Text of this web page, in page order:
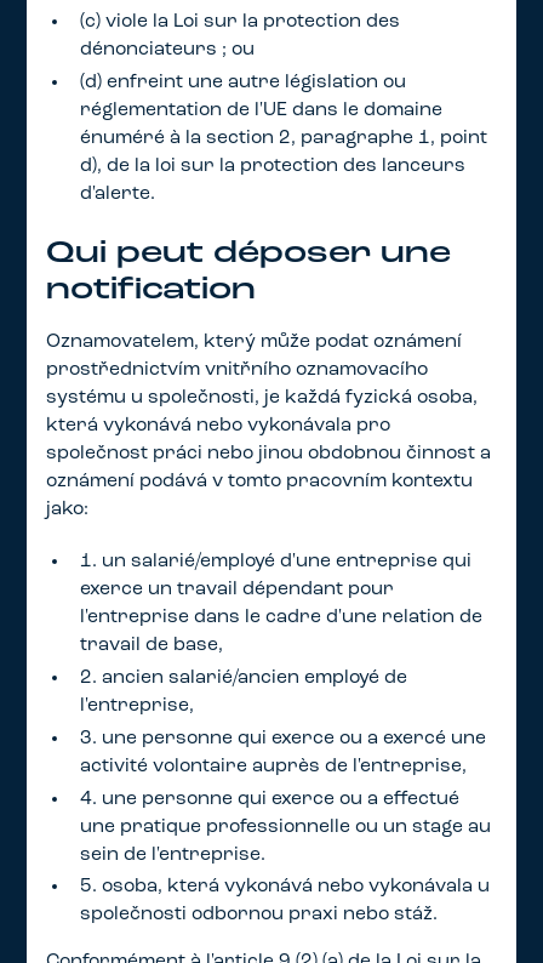
(c) viole la Loi sur la protection des
dénonciateurs ; ou
(d) enfreint une autre législation ou
réglementation de l'UE dans le domaine
énuméré à la section 2, paragraphe 1, point
d), de la loi sur la protection des lanceurs
d'alerte.
Qui peut déposer une
notification
Oznamovatelem, který může podat oznámení
prostřednictvím vnitřního oznamovacího
systému u společnosti, je každá fyzická osoba,
která vykonává nebo vykonávala pro
společnost práci nebo jinou obdobnou činnost a
oznámení podává v tomto pracovním kontextu
jako:
1. un salarié/employé d'une entreprise qui
exerce un travail dépendant pour
l'entreprise dans le cadre d'une relation de
travail de base,
2. ancien salarié/ancien employé de
l'entreprise,
3. une personne qui exerce ou a exercé une
activité volontaire auprès de l'entreprise,
4. une personne qui exerce ou a effectué
une pratique professionnelle ou un stage au
sein de l'entreprise.
5. osoba, která vykonává nebo vykonávala u
společnosti odbornou praxi nebo stáž.